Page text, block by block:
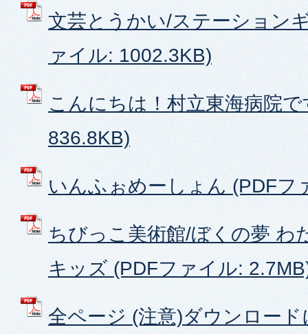
文芸とうかい/ステーション
ァイル: 1002.3KB)
こんにちは！村立東海病院
836.8KB)
いんふぉめーしょん (PDFフ
ちびっこ美術館/ぼくの夢 わ
キッズ (PDFファイル:
全ページ (注意)ダウンロー